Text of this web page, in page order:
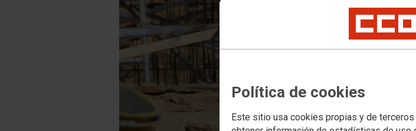
Política de cookies
Este sitio usa cookies propias y de